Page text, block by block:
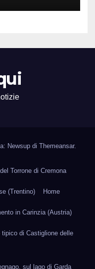
Newsup di Themeansar.
Torrone di Cremona
(Trentino) Home
in Carinzia (Austria)
tipico di Castiglione delle
sul lago di Garda